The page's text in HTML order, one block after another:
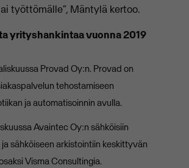
työttömälle”, Mäntylä kertoo.
yrityshankintaa vuonna 2019
Provad Oy:n. Provad on
tehostamiseen
ja automatisoinnin avulla.
Avaintec Oy:n sähköisiin
sähköiseen arkistointiin keskittyvän
Visma Consultingia.